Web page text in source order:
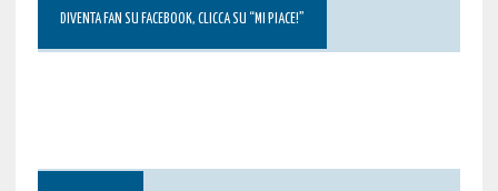
DIVENTA FAN SU FACEBOOK, CLICCA SU “MI PIACE!”